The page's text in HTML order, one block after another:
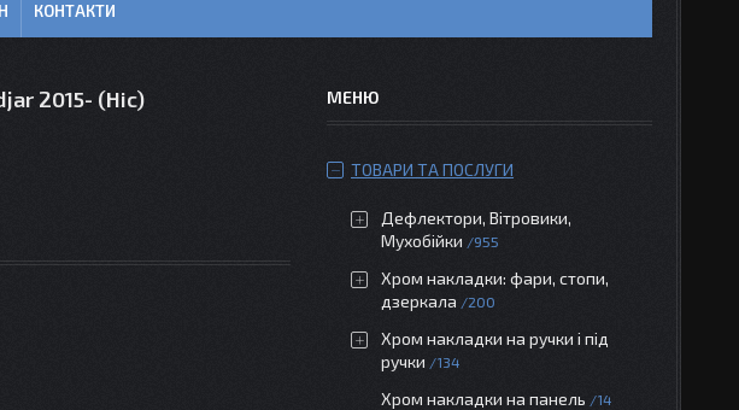
КОНТАКТИ
2015- (Hic)
ТОВАРИ ТА ПОСЛУГИ
Дефлектори, Вітровики,
Мухобійки
955
Хром накладки: фари, стопи,
дзеркала
200
Хром накладки на ручки і під
ручки
134
Хром накладки на панель 14